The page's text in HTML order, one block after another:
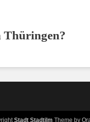
Thüringen?
Stadt Stadtilm Theme by